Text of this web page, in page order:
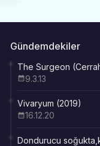
Gündemdekiler
The Surgeon
9.3.13
Vivaryum (2019)
16.12.20
Dondurucu